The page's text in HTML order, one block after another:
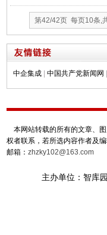
第42/42页 每页10条,
中企集成 中国共产党新闻网
本网站转载的所有的文章、
权者联系，若所选内容作者及
邮箱： zhzky102@163.com
主办单位：智库